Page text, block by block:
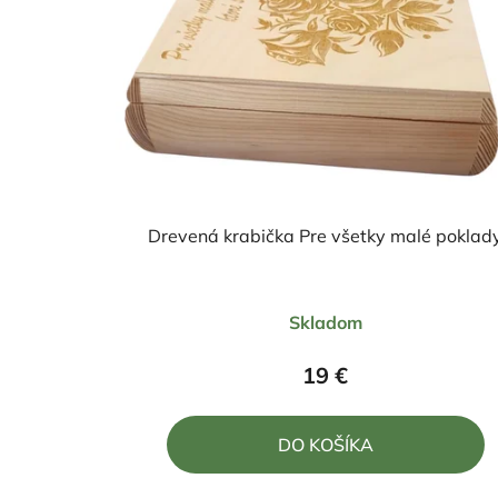
Drevená krabička Pre všetky malé
hodnotenie
produktu
5,0
z
Skladom
19 €
DO KOŠÍKA